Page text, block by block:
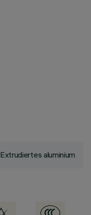
Extrudiertes aluminium